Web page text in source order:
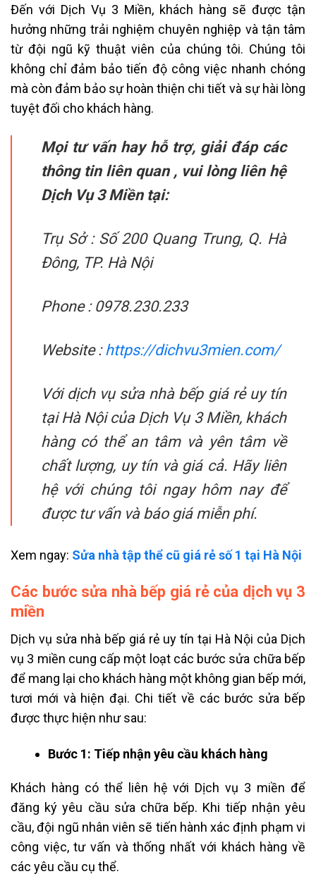
Đến với Dịch Vụ 3 Miền, khách hàng sẽ được tận
hưởng những trải nghiệm chuyên nghiệp và tận tâm
từ đội ngũ kỹ thuật viên của chúng tôi. Chúng tôi
không chỉ đảm bảo tiến độ công việc nhanh chóng
mà còn đảm bảo sự hoàn thiện chi tiết và sự hài lòng
tuyệt đối cho khách hàng.
Mọi tư vấn hay hỗ trợ, giải đáp các
thông tin liên quan , vui lòng liên hệ
Dịch Vụ 3 Miền tại:
Trụ Sở : Số 200 Quang Trung, Q. Hà
Đông, TP. Hà Nội
Phone : 0978.230.233
Website :https://dichvu3mien.com/
Với dịch vụ sửa nhà bếp giá rẻ uy tín
tại Hà Nội của Dịch Vụ 3 Miền, khách
hàng có thể an tâm và yên tâm về
chất lượng, uy tín và giá cả. Hãy liên
hệ với chúng tôi ngay hôm nay để
được tư vấn và báo giá miễn phí.
Xem ngay: Sửa nhà tập thể cũ giá rẻ số 1 tại Hà Nội
Các bước sửa nhà bếp giá rẻ của dịch vụ 3
miền
Dịch vụ sửa nhà bếp giá rẻ uy tín tại Hà Nội của Dịch
vụ 3 miền cung cấp một loạt các bước sửa chữa bếp
để mang lại cho khách hàng một không gian bếp mới,
tươi mới và hiện đại. Chi tiết về các bước sửa bếp
được thực hiện như sau:
Bước 1: Tiếp nhận yêu cầu khách hàng
Khách hàng có thể liên hệ với Dịch vụ 3 miền để
đăng ký yêu cầu sửa chữa bếp. Khi tiếp nhận yêu
cầu, đội ngũ nhân viên sẽ tiến hành xác định phạm vi
công việc, tư vấn và thống nhất với khách hàng về
các yêu cầu cụ thể.